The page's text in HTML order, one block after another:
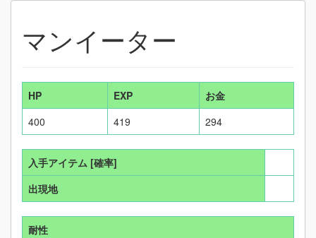
マンイーター
HP EXP
お金
400
419 294
入手アイテム [確率]
出現地
耐性